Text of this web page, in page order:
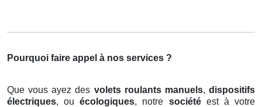
Pourquoi faire appel à nos services ?
Que vous ayez des volets roulants manuels,dispositifs
électriques, ouécologiques, notre sociétéest à votre